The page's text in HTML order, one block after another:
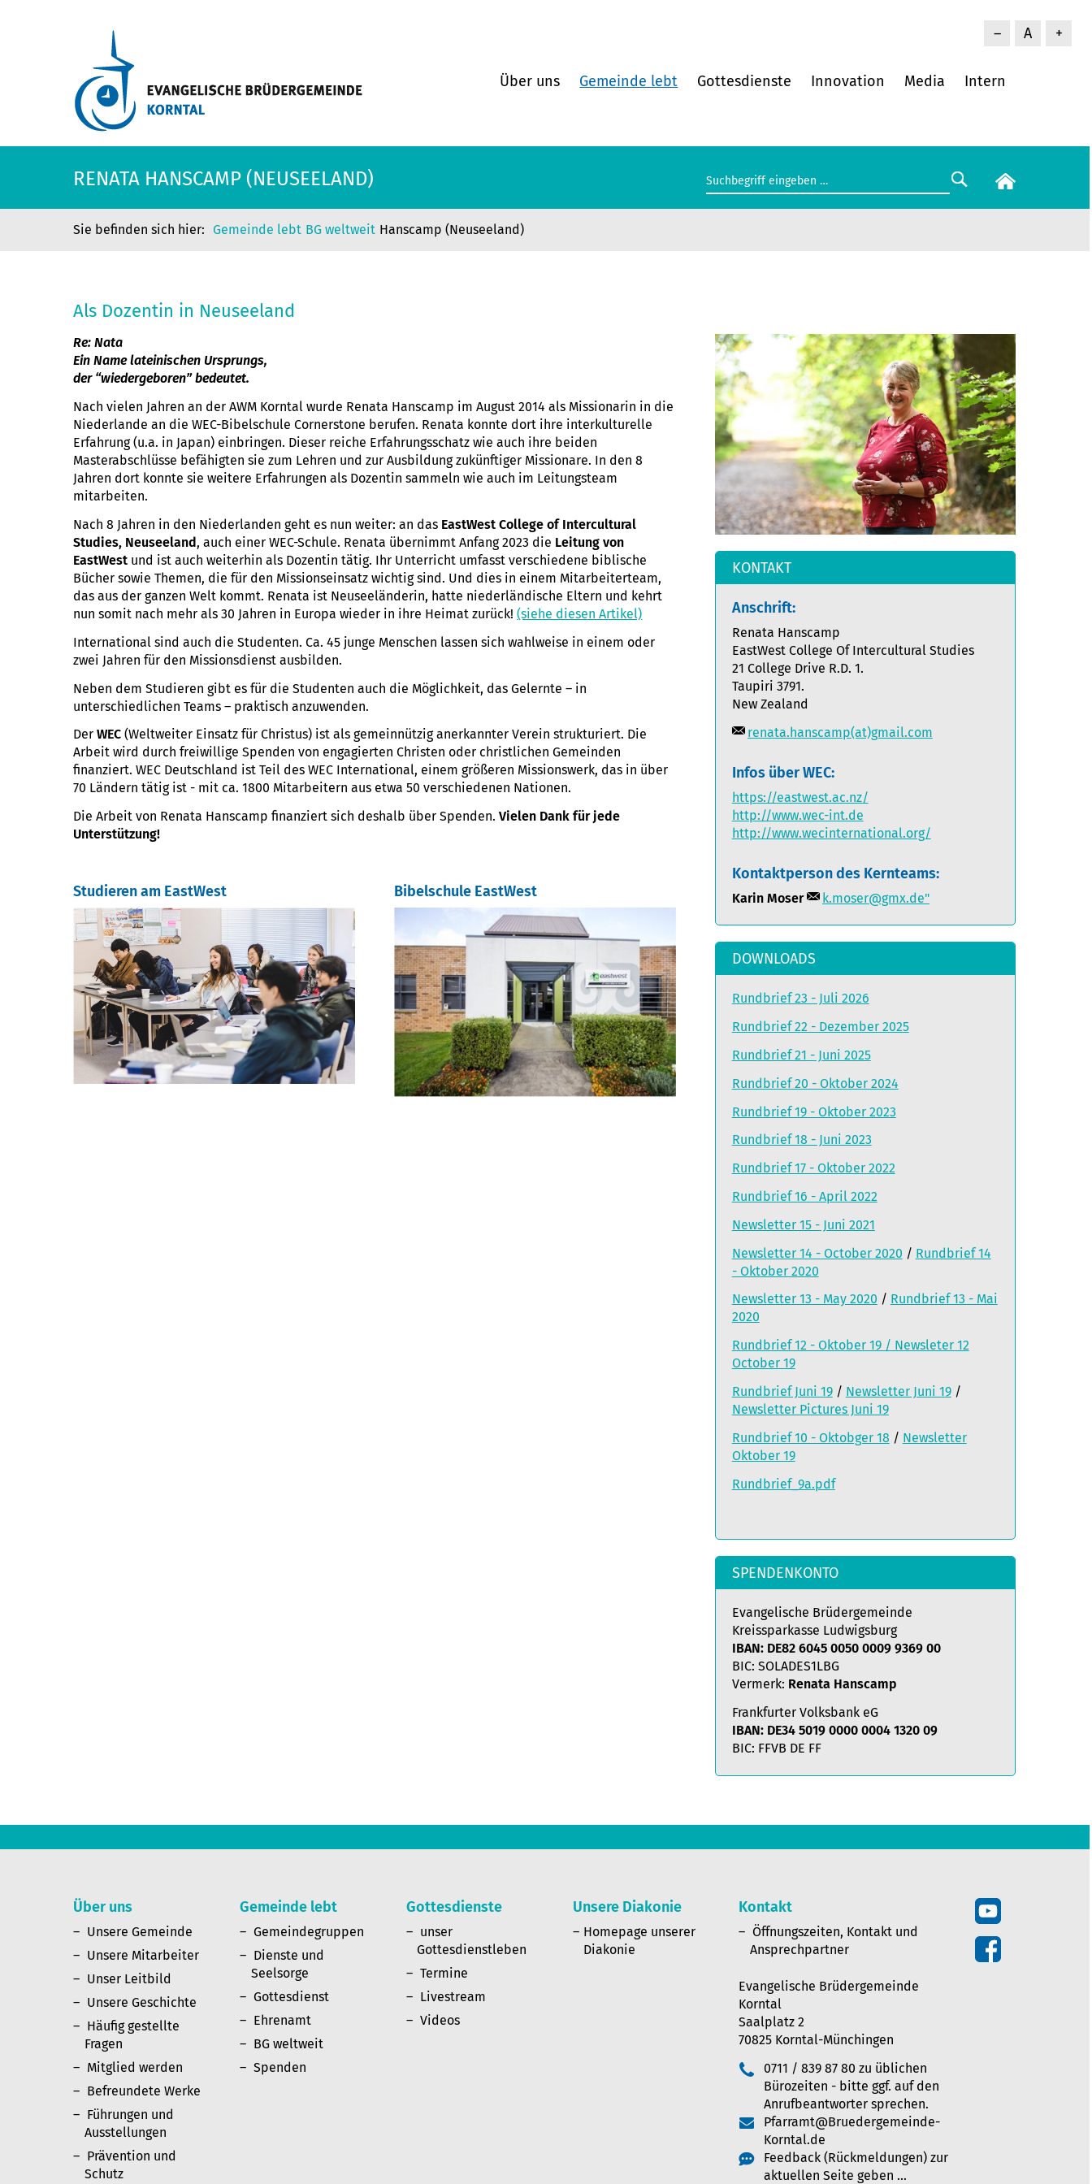
– A +
Über uns Gemeinde lebt Gottesdienste Innovation Media Intern
RENATA HANSCAMP (NEUSEELAND)
Gemeinde lebt BG weltweit Hanscamp (Neuseeland)
Als Dozentin in Neuseeland
Re: Nata
Ein Name lateinischen Ursprungs,
der “wiedergeboren” bedeutet.
Nach vielen Jahren an der AWM Korntal wurde Renata Hanscamp im August 2014 als Missionarin in die
Niederlande an die WEC-Bibelschule Cornerstone berufen. Renata konnte dort ihre interkulturelle
Erfahrung (u.a. in Japan) einbringen. Dieser reiche Erfahrungsschatz wie auch ihre beiden
Masterabschlüsse befähigten sie zum Lehren und zur Ausbildung zukünftiger Missionare. In den 8
Jahren dort konnte sie weitere Erfahrungen als Dozentin sammeln wie auch im Leitungsteam
mitarbeiten.
Nach 8 Jahren in den Niederlanden geht es nun weiter: an das EastWest College of Intercultural
Studies, Neuseeland, auch einer WEC-Schule. Renata übernimmt Anfang 2023 die Leitung von
EastWest und ist auch weiterhin als Dozentin tätig. Ihr Unterricht umfasst verschiedene biblische
Bücher sowie Themen, die für den Missionseinsatz wichtig sind. Und dies in einem Mitarbeiterteam,
das aus der ganzen Welt kommt. Renata ist Neuseeländerin, hatte niederländische Eltern und kehrt
nun somit nach mehr als 30 Jahren in Europa wieder in ihre Heimat zurück!(siehe diesen Artikel)
International sind auch die Studenten. Ca. 45 junge Menschen lassen sich wahlweise in einem oder
zwei Jahren für den Missionsdienst ausbilden.
Neben dem Studieren gibt es für die Studenten auch die Möglichkeit, das Gelernte – in
unterschiedlichen Teams – praktisch anzuwenden.
DerWEC (Weltweiter Einsatz für Christus) ist als gemeinnützig anerkannter Verein strukturiert. Die
Arbeit wird durch freiwillige Spenden von engagierten Christen oder christlichen Gemeinden
finanziert. WEC Deutschland ist Teil des WEC International, einem größeren Missionswerk, das in über
70 Ländern tätig ist - mit ca. 1800 Mitarbeitern aus etwa 50 verschiedenen Nationen.
Die Arbeit von Renata Hanscamp finanziert sich deshalb über Spenden.Vielen Dank für jede
Unterstützung!
Studieren am EastWest Bibelschule EastWest
KONTAKT
Anschrift:
Renata Hanscamp
EastWest College Of Intercultural Studies
21 College Drive R.D. 1.
Taupiri 3791.
New Zealand
renata.hanscamp(at)gmail.com
Infos über WEC:
https://eastwest.ac.nz/
http://www.wec-int.de
http://www.wecinternational.org/
Kontaktperson des Kernteams:
Karin Moser k.moser@gmx.de"
DOWNLOADS
Rundbrief 23 - Juli 2026
Rundbrief 22 - Dezember 2025
Rundbrief 21 - Juni 2025
Rundbrief 20 - Oktober 2024
Rundbrief 19 - Oktober 2023
Rundbrief 18 - Juni 2023
Rundbrief 17 - Oktober 2022
Rundbrief 16 - April 2022
Newsletter 15 - Juni 2021
Newsletter 14 - October 2020 / Rundbrief 14
- Oktober 2020
Newsletter 13 - May 2020 / Rundbrief 13 - Mai
2020
Rundbrief 12 - Oktober 19 / Newsleter 12
October 19
Rundbrief Juni 19/ Newsletter Juni 19/
Newsletter Pictures Juni 19
Rundbrief 10 - Oktobger 18 / Newsletter
Oktober 19
Rundbrief_9a.pdf
SPENDENKONTO
Evangelische Brüdergemeinde
Kreissparkasse Ludwigsburg
IBAN: DE82 6045 0050 0009 9369 00
BIC: SOLADES1LBG
Vermerk: Renata Hanscamp
Frankfurter Volksbank eG
IBAN: DE34 5019 0000 0004 1320 09
BIC: FFVB DE FF
Über uns
Unsere Gemeinde
Unsere Mitarbeiter
Unser Leitbild
Unsere Geschichte
Häufig gestellte
Fragen
Mitglied werden
Befreundete Werke
Führungen und
Ausstellungen
Prävention und
Schutz
Gemeinde lebt
Gemeindegruppen
Dienste und
Seelsorge
Gottesdienst
Ehrenamt
BG weltweit
Spenden
Gottesdienste
unser
Gottesdienstleben
Termine
Livestream
Videos
Unsere Diakonie
Homepage unserer
Diakonie
Kontakt
Öffnungszeiten, Kontakt und
Ansprechpartner
Evangelische Brüdergemeinde
Korntal
Saalplatz 2
70825 Korntal-Münchingen
0711 / 839 87 80 zu üblichen
Bürozeiten - bitte ggf. auf den
Anrufbeantworter sprechen.
Pfarramt@Bruedergemeinde-
Korntal.de
Feedback (Rückmeldungen) zur
aktuellen Seite geben …